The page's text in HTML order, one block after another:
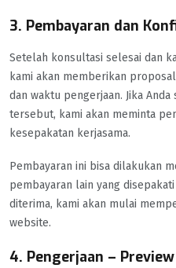
3. Pembayaran dan
Setelah konsultasi selesai dan
kami akan memberikan
dan waktu pengerjaan. Jika
tersebut, kami akan meminta
kesepakatan kerjasama.
Pembayaran ini bisa dilakukan
pembayaran lain yang
diterima, kami akan mulai
website.
4. Pengerjaan –